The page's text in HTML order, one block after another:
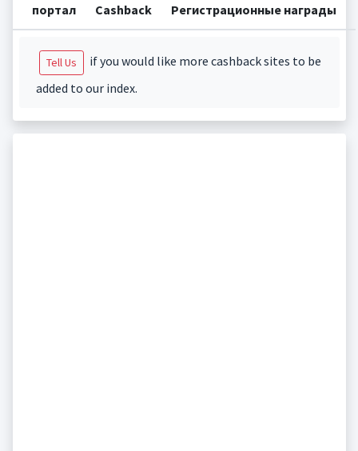
портал Cashback Регистрационные награды
Tell Us
if you would like more cashback sites to be
added to our index.